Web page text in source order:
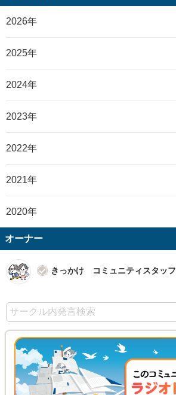
2026年
2025年
2024年
2023年
2022年
2021年
2020年
オーナー
きっかけ コミュニティスタッフ